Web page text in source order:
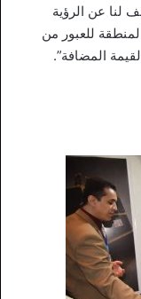
لنا عن الرؤية
للعبور من
المضافة”.